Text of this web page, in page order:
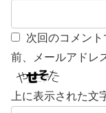
次回のコメン
前、メールアドレ
上に表示された文